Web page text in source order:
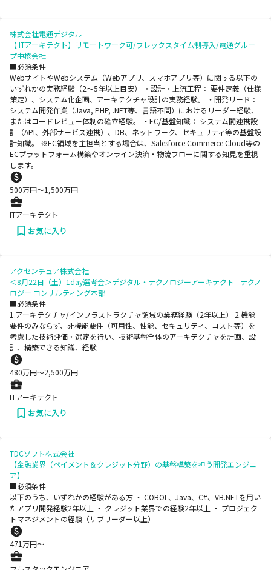
株式会社電通デジタル
【 ITアーキテクト】リモートワーク可/フレックスタイム制導入/電通グルー
プ中核会社
■必須条件
WebサイトやWebシステム（Webアプリ、スマホアプリ等）に関する以下の
いずれかの実務経験（2〜5年以上目安） ・設計・上流工程： 要件定義（仕様
策定）、システム化企画、アーキテクチャ設計の実務経験。 ・開発リード：
システム開発作業（Java, PHP, .NET等、言語不問）におけるリーダー経験、
またはコードレビュー体制の確立経験。 ・EC/基盤知識： システム間連携設
計（API、外部サービス連携）、DB、ネットワーク、セキュリティ等の基盤設
計知識。 ※EC領域を主担当とする場合は、Salesforce Commerce Cloud等の
ECプラットフォーム構築やオンライン決済・物流フローに関する知見を重視
します。
500万円〜1,500万円
ITアーキテクト
お気に入り
アクセンチュア株式会社
＜8月22日（土）1day選考会＞デジタル・テクノロジーアーキテクト - テクノ
ロジー コンサルティング本部
■必須条件
1.アーキテクチャ/インフラストラクチャ領域の業務経験（2年以上） 2.機能
要件のみならず、非機能要件（可用性、性能、セキュリティ、コスト等）を
考慮した技術評価・選定を行い、技術基盤全体のアーキテクチャを計画、設
計、構築できる知識、経験
480万円〜2,500万円
ITアーキテクト
お気に入り
TDCソフト株式会社
【金融業界（ペイメント＆クレジット分野）の基盤構築を担う開発エンジニ
ア】
■必須条件
以下のうち、いずれかの経験がある方 ・ COBOL、Java、C#、VB.NETを用い
たアプリ開発経験2年以上 ・ クレジット業界での経験2年以上 ・ プロジェク
トマネジメントの経験（サブリーダー以上）
471万円〜